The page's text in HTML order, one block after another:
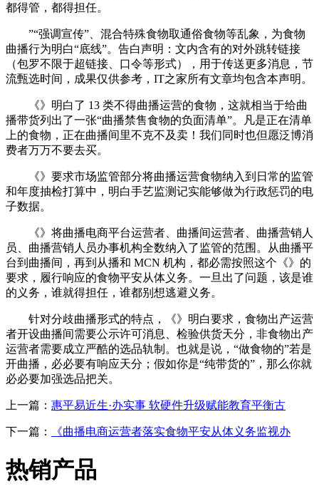
都得管，都得担任。
”“强调宣传”、混合特殊食物取通俗食物等乱象，为食物
曲播行为明白“底线”。告白声明：文内含有的对外跳转链接
（包罗不限于超链接、口令等形式），用于传送更多消息，节
流甄选时间，成果仅供参考，IT之家所有文章均包含本声明。
《》明白了 13 类不得曲播运营的食物，这就相当于给曲
播带货列出了一张“曲播禁售食物的负面清单”。凡是正在清单
上的食物，正在曲播间里不克不及卖！我们同时也但愿泛博消
费者万万不要去买。
《》要求市场监管部分将曲播运营食物纳入到日常的监管
和年度抽检打算中，明白手艺监测记实能够做为行政惩罚的电
子数据。
《》将曲播电商平台运营者、曲播间运营者、曲播营销人
员、曲播营销人员办事机构全数纳入了监管的范围。从曲播平
台到曲播间，再到从播和 MCN 机构，都必需按照这个《》的
要求，履行响应的食物平安从体义务。一旦出了问题，该是谁
的义务，谁就得担任，谁都别想逃避义务。
针对分歧曲播形式的特点，《》明白要求，食物出产运营
者开设曲播间需要公示许可消息、检验供货天分，非食物出产
运营者需要成立严酷的选品轨制。也就是说，“做食物的”若是
开曲播，必必要有响应天分；假如你是“纯带货的”，那么你就
必必要加强选品把关。
上一篇： 惠平易近生·办实事 软硬件升级赋能教育平衡古
下一篇： 《曲播电商运营者落实食物平安从体义务监视办
热销产品